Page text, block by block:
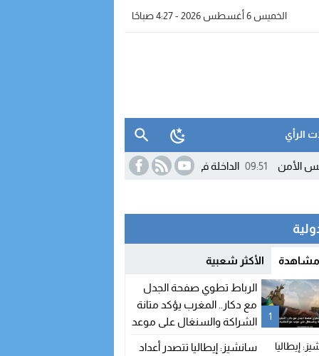
الخميس 6 أغسطس 2026 - 4:27 صباحًا
الرأي
09:51 الداخلة في صدارة الجهات المغربية بسوق الشغل.. والمؤشرات
مشاهدة الأكثر شعبية
1
الرباط تطوي صفحة الجدل
مع دكار.. المغرب يؤكد متانة
الشراكة والسنغال على موعد
سانشيز: إيطاليا تتصدر أعداد